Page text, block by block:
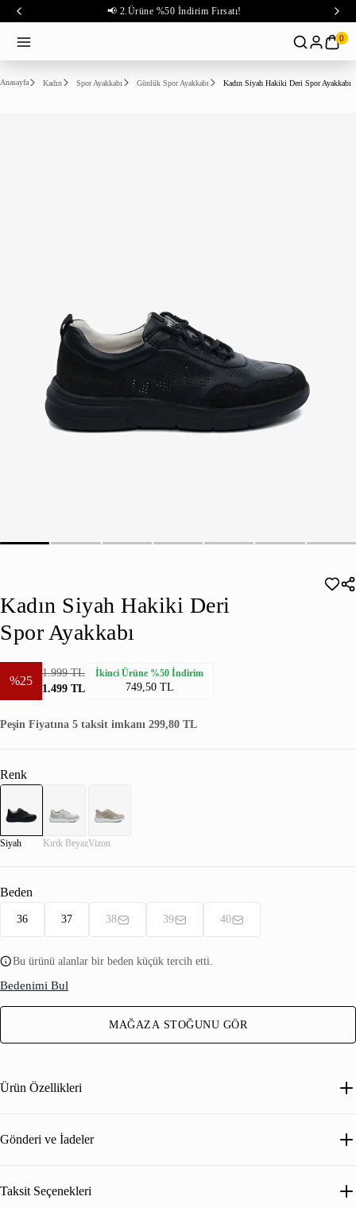
📢 2.Ürüne %50 İndirim Fırsatı!
0
Anasayfa Kadın Spor Ayakkabı Günlük Spor Ayakkabı Kadın Siyah Hakiki Deri Spor Ayakkabı
Kadın Siyah Hakiki Deri
Spor Ayakkabı
%25
1.999 TL
1.499 TL
İkinci Ürüne %50 İndirim
749,50 TL
Peşin Fiyatına 5 taksit imkanı 299,80 TL
Renk
Siyah Kırık BeyazVizon
Beden
36 37 38 39 40
Bu ürünü alanlar bir beden küçük tercih etti.
Bedenimi Bul
MAĞAZA STOĞUNU GÖR
Ürün Özellikleri
Gönderi ve İadeler
Taksit Seçenekleri